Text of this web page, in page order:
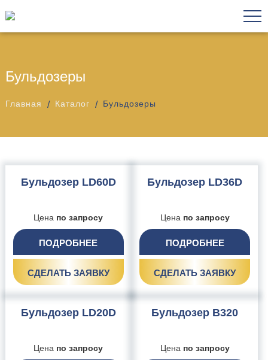
Бульдозеры
Главная Каталог Бульдозеры
Бульдозер LD60D
Цена по запросу
ПОДРОБНЕЕ
СДЕЛАТЬ ЗАЯВКУ
Бульдозер LD36D
Цена по запросу
ПОДРОБНЕЕ
СДЕЛАТЬ ЗАЯВКУ
Бульдозер LD20D
Цена по запросу
Бульдозер B320
Цена по запросу